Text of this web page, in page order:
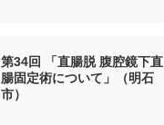
第34回 「直腸脱 腹腔鏡下直
腸固定術について」（明石
市）